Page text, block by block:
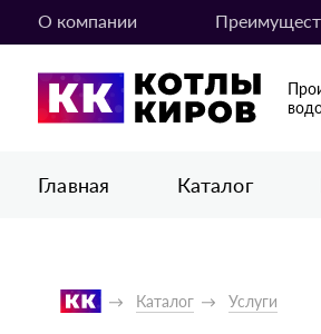
О компании
Главная Каталог
Каталог Услуги